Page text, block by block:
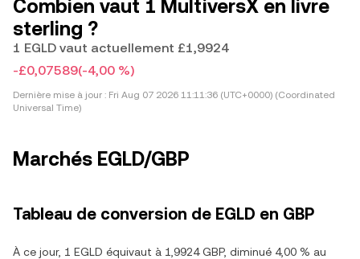
Combien vaut 1 MultiversX en livre
sterling ?
1 EGLD vaut actuellement £1,9924
-£0,07589(-4,00 %)
Dernière mise à jour : Fri Aug 07 2026 11:11:36 (UTC+0000) (Coordinated
Universal Time)
Marchés EGLD/GBP
Tableau de conversion de EGLD en GBP
À ce jour, 1 EGLD équivaut à 1,9924 GBP, diminué 4,00 % au